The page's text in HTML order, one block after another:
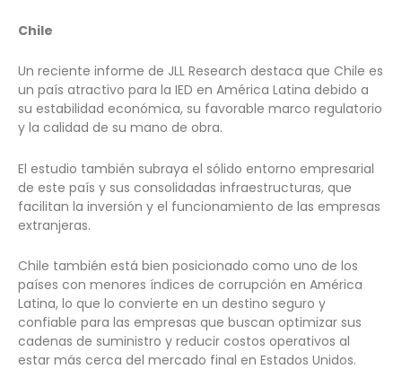
Chile
Un reciente informe de JLL Research destaca que Chile es
un país atractivo para la IED en América Latina debido a
su estabilidad económica, su favorable marco regulatorio
y la calidad de su mano de obra.
El estudio también subraya el sólido entorno empresarial
de este país y sus consolidadas infraestructuras, que
facilitan la inversión y el funcionamiento de las empresas
extranjeras.
Chile también está bien posicionado como uno de los
países con menores índices de corrupción en América
Latina, lo que lo convierte en un destino seguro y
confiable para las empresas que buscan optimizar sus
cadenas de suministro y reducir costos operativos al
estar más cerca del mercado final en Estados Unidos.